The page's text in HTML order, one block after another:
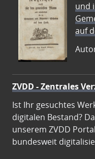
und
auf
ZVDD - Zentrales
Ist Ihr gesuchtes
digitalen Bestand?
unserem ZVDD
bundesweit